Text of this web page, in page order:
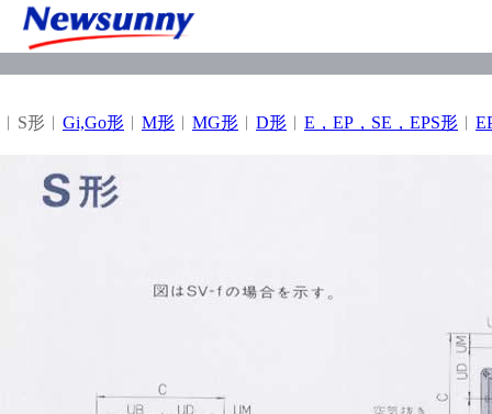
︱S形︱ Gi,Go形 ︱ M形 ︱ MG形 ︱ D形 ︱ E，EP，SE，EPS形 ︱